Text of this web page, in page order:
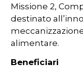
Missione 2,
destinato
alimentare.
Beneficiari